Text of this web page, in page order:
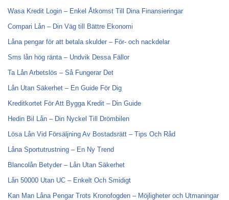
Wasa Kredit Login – Enkel Åtkomst Till Dina Finansieringar
Compari Lån – Din Väg till Bättre Ekonomi
Låna pengar för att betala skulder – För- och nackdelar
Sms lån hög ränta – Undvik Dessa Fällor
Ta Lån Arbetslös – Så Fungerar Det
Lån Utan Säkerhet – En Guide För Dig
Kreditkortet För Att Bygga Kredit – Din Guide
Hedin Bil Lån – Din Nyckel Till Drömbilen
Lösa Lån Vid Försäljning Av Bostadsrätt – Tips Och Råd
Låna Sportutrustning – En Ny Trend
Blancolån Betyder – Lån Utan Säkerhet
Lån 50000 Utan UC – Enkelt Och Smidigt
Kan Man Låna Pengar Trots Kronofogden – Möjligheter och Utmaningar